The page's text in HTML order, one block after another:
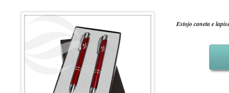
Estojo caneta e